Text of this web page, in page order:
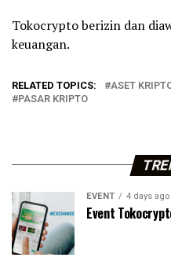
Tokocrypto berizin dan
keuangan.
RELATED TOPICS: ASET
PASAR KRIPTO
EVENT 4 days ago
Event